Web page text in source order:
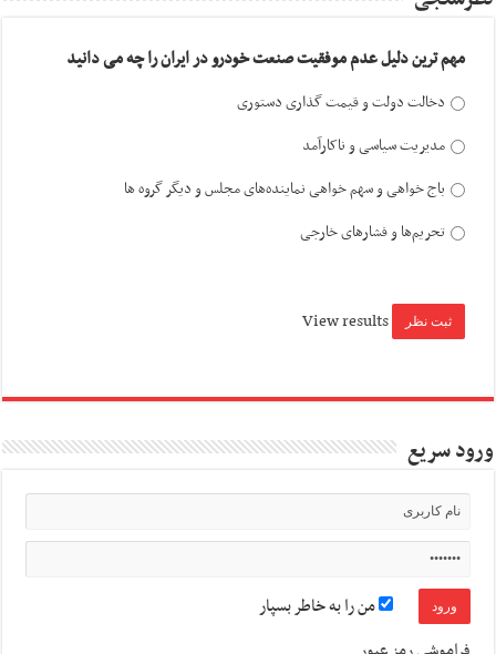
مهم ترین دلیل عدم موفقیت صنعت خودرو در ایران را چه می دانید
دخالت دولت و قیمت گذاری دستوری
مدیریت سیاسی و ناکارآمد
باج خواهی و سهم خواهی نماینده‌های مجلس و دیگر گروه ها
تحریم‌ها و فشارهای خارجی
View results
ورود سریع
من را به خاطر بسپار